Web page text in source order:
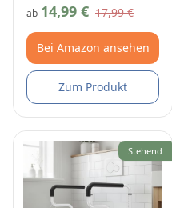
ab 14,99 € 17,99 €
Bei Amazon ansehen
Zum Produkt
Stehend